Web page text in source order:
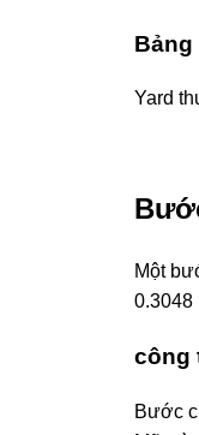
Yard
Một
0.3048
công
Bước